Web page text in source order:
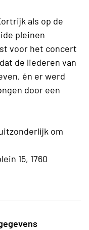
als op de
pleinen
voor het concert
de liederen van
én er werd
door een
om
15, 1760